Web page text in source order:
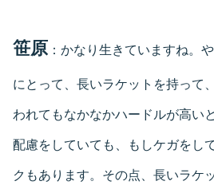
笹原 ：かなり生きていますね。
にとって、長いラケットを持って
われてもなかなかハードルが高い
配慮をしていても、もしケガをし
クもあります。その点、長いラケ